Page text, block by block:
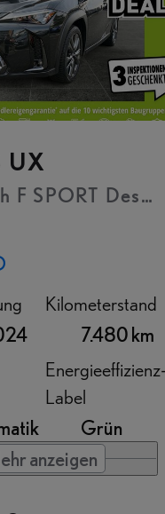
UX 300h E-FOUR F
UX
F SPORT
Kilometerstand
7.480 km
Label
Grün
anzeigen